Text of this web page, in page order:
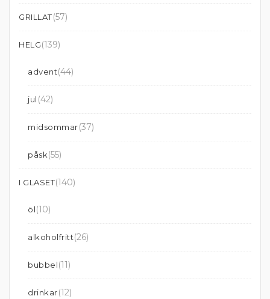
GRILLAT(57)
HELG(139)
advent(44)
jul (42)
midsommar(37)
påsk(55)
I GLASET(140)
öl(10)
alkoholfritt(26)
bubbel(11)
drinkar(12)